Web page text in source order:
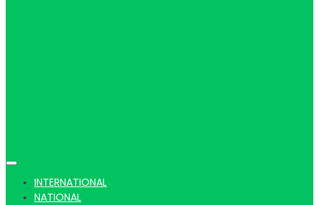
news |
INTERNATIONAL
NATIONAL